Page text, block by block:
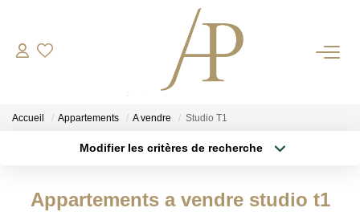
RECRUTEMENT
Accueil Appartements A vendre Studio T1
Modifier les critères de recherche
Type de bien
Appartements a vendre studio t1